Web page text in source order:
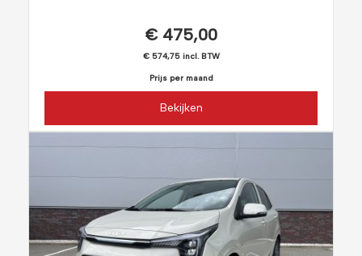
€ 475,00
€ 574,75 incl. BTW
Prijs per maand
Bekijken